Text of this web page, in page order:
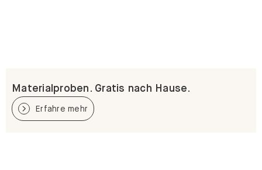
Materialproben. Gratis nach Hause.
Erfahre mehr